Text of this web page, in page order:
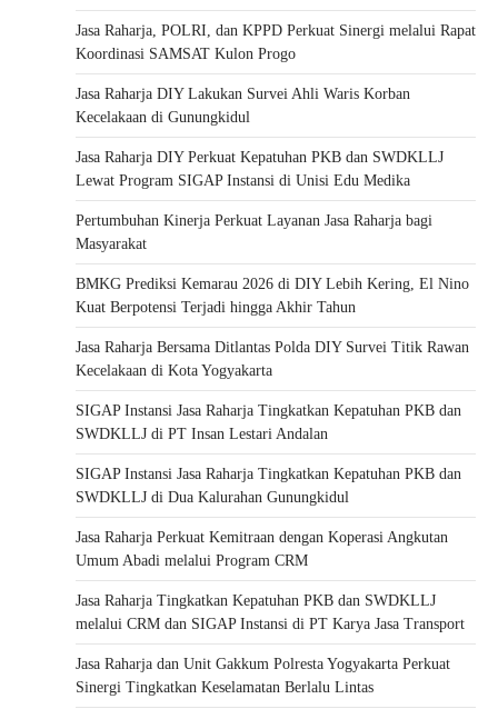
Jasa Raharja, POLRI, dan KPPD Perkuat Sinergi melalui Rapat
Koordinasi SAMSAT Kulon Progo
Jasa Raharja DIY Lakukan Survei Ahli Waris Korban
Kecelakaan di Gunungkidul
Jasa Raharja DIY Perkuat Kepatuhan PKB dan SWDKLLJ
Lewat Program SIGAP Instansi di Unisi Edu Medika
Pertumbuhan Kinerja Perkuat Layanan Jasa Raharja bagi
Masyarakat
BMKG Prediksi Kemarau 2026 di DIY Lebih Kering, El Nino
Kuat Berpotensi Terjadi hingga Akhir Tahun
Jasa Raharja Bersama Ditlantas Polda DIY Survei Titik Rawan
Kecelakaan di Kota Yogyakarta
SIGAP Instansi Jasa Raharja Tingkatkan Kepatuhan PKB dan
SWDKLLJ di PT Insan Lestari Andalan
SIGAP Instansi Jasa Raharja Tingkatkan Kepatuhan PKB dan
SWDKLLJ di Dua Kalurahan Gunungkidul
Jasa Raharja Perkuat Kemitraan dengan Koperasi Angkutan
Umum Abadi melalui Program CRM
Jasa Raharja Tingkatkan Kepatuhan PKB dan SWDKLLJ
melalui CRM dan SIGAP Instansi di PT Karya Jasa Transport
Jasa Raharja dan Unit Gakkum Polresta Yogyakarta Perkuat
Sinergi Tingkatkan Keselamatan Berlalu Lintas